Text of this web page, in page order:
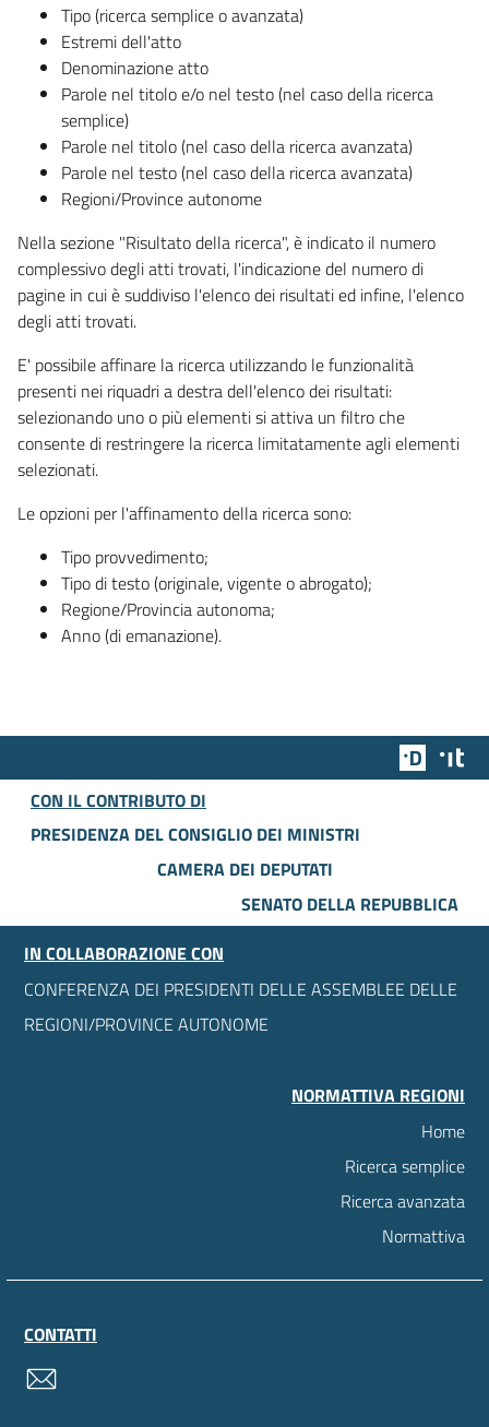
Tipo (ricerca semplice o avanzata)
Estremi dell'atto
Denominazione atto
Parole nel titolo e/o nel testo (nel caso della ricerca
semplice)
Parole nel titolo (nel caso della ricerca avanzata)
Parole nel testo (nel caso della ricerca avanzata)
Regioni/Province autonome
Nella sezione "Risultato della ricerca", è indicato il numero
complessivo degli atti trovati, l'indicazione del numero di
pagine in cui è suddiviso l'elenco dei risultati ed infine, l'elenco
degli atti trovati.
E' possibile affinare la ricerca utilizzando le funzionalità
presenti nei riquadri a destra dell'elenco dei risultati:
selezionando uno o più elementi si attiva un filtro che
consente di restringere la ricerca limitatamente agli elementi
selezionati.
Le opzioni per l'affinamento della ricerca sono:
Tipo provvedimento;
Tipo di testo (originale, vigente o abrogato);
Regione/Provincia autonoma;
Anno (di emanazione).
Team
CON IL CONTRIBUTO DI
PRESIDENZA DEL CONSIGLIO DEI MINISTRI
CAMERA DEI DEPUTATI
SENATO DELLA REPUBBLICA
IN COLLABORAZIONE CON
CONFERENZA DEI PRESIDENTI DELLE ASSEMBLEE DELLE
REGIONI/PROVINCE AUTONOME
NORMATTIVA REGIONI
Home
Ricerca semplice
Ricerca avanzata
Normattiva
CONTATTI